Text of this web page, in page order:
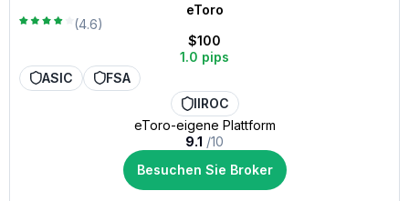
eToro
(4.6)
$100
1.0 pips
ASIC
FSA
IIROC
eToro-eigene Plattform
9.1 /10
Besuchen Sie Broker